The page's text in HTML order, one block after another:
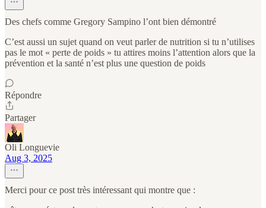
Des chefs comme Gregory Sampino l’ont bien démontré
C’est aussi un sujet quand on veut parler de nutrition si tu n’utilises
pas le mot « perte de poids » tu attires moins l’attention alors que la
prévention et la santé n’est plus une question de poids
Répondre
Partager
Oli Longuevie
Aug 3, 2025
Merci pour ce post très intéressant qui montre que :